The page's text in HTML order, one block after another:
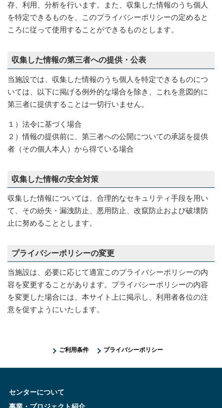
存、利用、分析を行います。また、収集した情報のうち個人
を特定できるものを、このプライバシーポリシーの定めると
ころに従って使用することができるものとします。
収集した情報の第三者への提供・公表
当施設では、収集した情報のうち個人を特定できるものにつ
いては、以下に掲げる例外的な場合を除き、これを意図的に
第三者に提供することは一切行いません。
１）法令に基づく場合
２）情報の提供前に、第三者への公開についての承諾を提供
者（その個人本人）から得ている場合
収集した情報の安全対策
収集した情報については、合理的なセキュリティ手段を用い
て、その紛失・漏洩防止、悪用防止、改竄防止および破壊防
止に努めることとします。
プライバシーポリシーの変更
当施設は、必要に応じて適宜このプライバシーポリシーの内
容を変更することがあります。プライバシーポリシーの内容
を変更した場合には、本サイト上に掲示し、利用者各位の注
意を促すようにいたします。
ご利用条件 プライバシーポリシー
センターについて